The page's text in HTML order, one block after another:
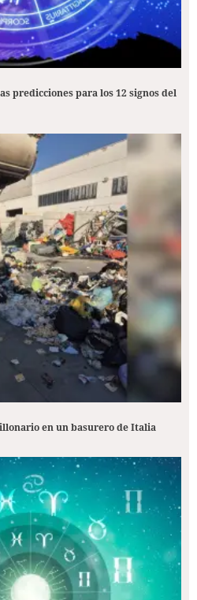
predicciones para los 12 signos del
en un basurero de Italia